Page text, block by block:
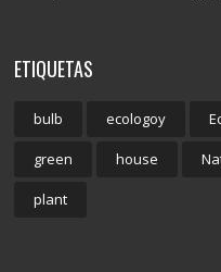
ETIQUETAS
bulb ecologoy
green house
plant